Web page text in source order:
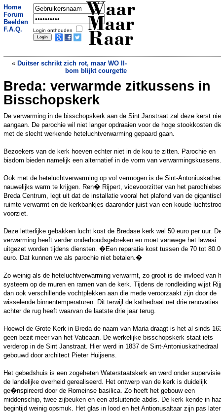
Home
Forum
Beelden
F.A.Q.
Login onthouden
Waar
Maar
Raar
« Duitser schrikt zich rot, maar WO II-
bom blijkt courgette
Inbreker vijf uur lang vast in raam na
mislukte inbraak»
Breda: verwarmde zitkussens in
Bisschopskerk
De verwarming in de bisschopskerk aan de Sint Janstraat zal deze kerst
aangaan. De parochie wil niet langer opdraaien voor de hoge stookkosten
met de slecht werkende heteluchtverwarming gepaard gaan.
Bezoekers van de kerk hoeven echter niet in de kou te zitten. Parochie en
bisdom bieden namelijk een alternatief in de vorm van verwarmingskussens.
Ook met de heteluchtverwarming op vol vermogen is de Sint-
nauwelijks warm te krijgen. Ren� Rijpert, vicevoorzitter van het
Breda Centrum, legt uit dat de installatie vooral het plafond van de
ruimte verwarmt en de kerkbankjes daaronder juist van een koude
voorziet.
Deze letterlijke gebakken lucht kost de Bredase kerk wel 50 euro per uur.
verwarming heeft verder onderhoudsgebreken en moet vanwege het lawaai
uitgezet worden tijdens diensten. �Een reparatie kost tussen de 70 tot
euro. Dat kunnen we als parochie niet betalen.�
Zo weinig als de heteluchtverwarming verwarmt, zo groot is de invloed van
systeem op de muren en ramen van de kerk. Tijdens de rondleiding wijst
dan ook verschillende vochtplekken aan die mede veroorzaakt zijn door de
wisselende binnentemperaturen. Dit terwijl de kathedraal net drie renovaties
achter de rug heeft waarvan de laatste drie jaar terug.
Hoewel de Grote Kerk in Breda de naam van Maria draagt is het al sinds
geen bezit meer van het Vaticaan. De werkelijke bisschopskerk staat iets
verderop in de Sint Janstraat. Hier werd in 1837 de Sint-Antoniuskathedraal
gebouwd door architect Pieter Huijsens.
Het gebedshuis is een zogeheten Waterstaatskerk en werd onder
de landelijke overheid gerealiseerd. Het ontwerp van de kerk is duidelijk
ge�nspireerd door de Romeinse basilica. Zo heeft het gebouw een
middenschip, twee zijbeuken en een afsluitende abdis. De kerk kende in
begintijd weinig opsmuk. Het glas in lood en het Antionusaltaar zijn pas later